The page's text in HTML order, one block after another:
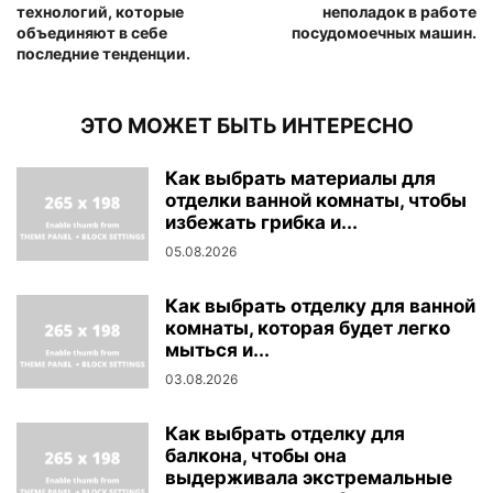
технологий, которые
объединяют в себе
последние тенденции.
неполадок в работе
посудомоечных машин.
ЭТО МОЖЕТ БЫТЬ ИНТЕРЕСНО
Как выбрать материалы для
отделки ванной комнаты, чтобы
избежать грибка и...
05.08.2026
Как выбрать отделку для ванной
комнаты, которая будет легко
мыться и...
03.08.2026
Как выбрать отделку для
балкона, чтобы она
выдерживала экстремальные